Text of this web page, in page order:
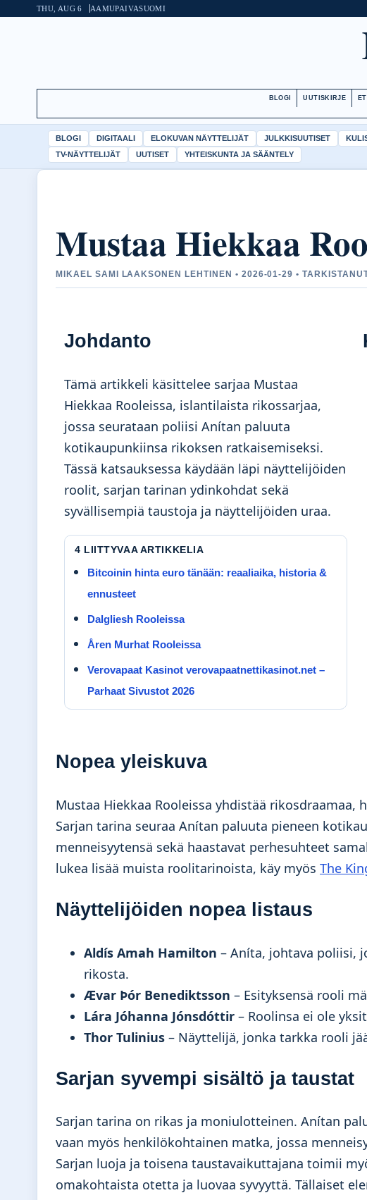
THU, AUG 6 AAMUPAIVASUOMI
BLOGI UUTISKIRJE
BLOGI DIGITAALI ELOKUVAN NÄYTTELIJÄT JULKKISUUTISET
TV-NÄYTTELIJÄT
UUTISET YHTEISKUNTA JA SÄÄNTELY
Mustaa Hiekkaa
MIKAEL SAMI LAAKSONEN LEHTINEN • 2026-01-29 •
Johdanto
Tämä artikkeli käsittelee sarjaa Mustaa
Hiekkaa Rooleissa, islantilaista rikossarjaa,
jossa seurataan poliisi Anítan paluuta
kotikaupunkiinsa rikoksen ratkaisemiseksi.
Tässä katsauksessa käydään läpi näyttelijöiden
roolit, sarjan tarinan ydinkohdat sekä
syvällisempiä taustoja ja näyttelijöiden uraa.
4 LIITTYVAA ARTIKKELIA
Bitcoinin hinta euro tänään: reaaliaika, historia &
ennusteet
Dalgliesh Rooleissa
Åren Murhat Rooleissa
Verovapaat Kasinot verovapaatnettikasinot.net –
Parhaat Sivustot 2026
Nopea yleiskuva
Mustaa Hiekkaa Rooleissa yhdistää
Sarjan tarina seuraa Anítan paluuta pieneen
menneisyytensä sekä haastavat perhesuhteet
lukea lisää muista roolitarinoista, käy myös The
Näyttelijöiden nopea listaus
Aldís Amah Hamilton – Aníta, johtava poliisi,
rikosta.
Ævar Þór Benediktsson – Esityksensä rooli
Lára Jóhanna Jónsdóttir – Roolinsa ei ole
Thor Tulinius – Näyttelijä, jonka tarkka rooli
Sarjan syvempi sisältö ja taustat
Sarjan tarina on rikas ja moniulotteinen. Anítan
vaan myös henkilökohtainen matka, jossa
Sarjan luoja ja toisena taustavaikuttajana toimii
omakohtaista otetta ja luovaa syvyyttä. Tällaiset